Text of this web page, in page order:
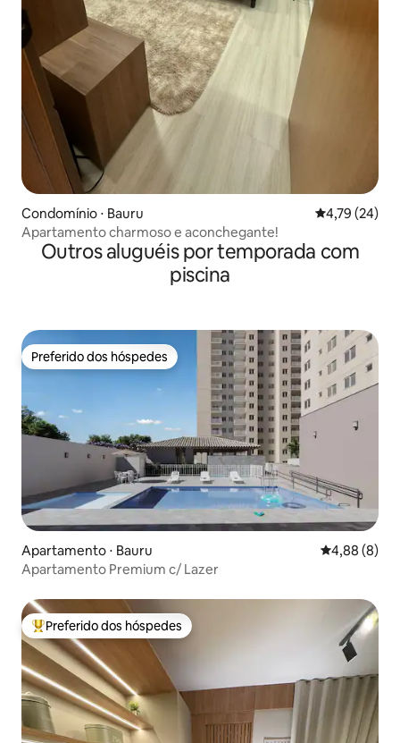
Condomínio ⋅ Bauru 4,79 de uma
4,79 (24)
Apartamento charmoso e aconchegante!
Outros aluguéis por temporada com
piscina
Preferido dos hóspedes
Preferido dos hóspedes
Apartamento ⋅ Bauru 4,88 de uma
4,88 (8)
Apartamento Premium c/ Lazer
Entre os melhores preferidos dos hóspedes
Preferido dos hóspedes